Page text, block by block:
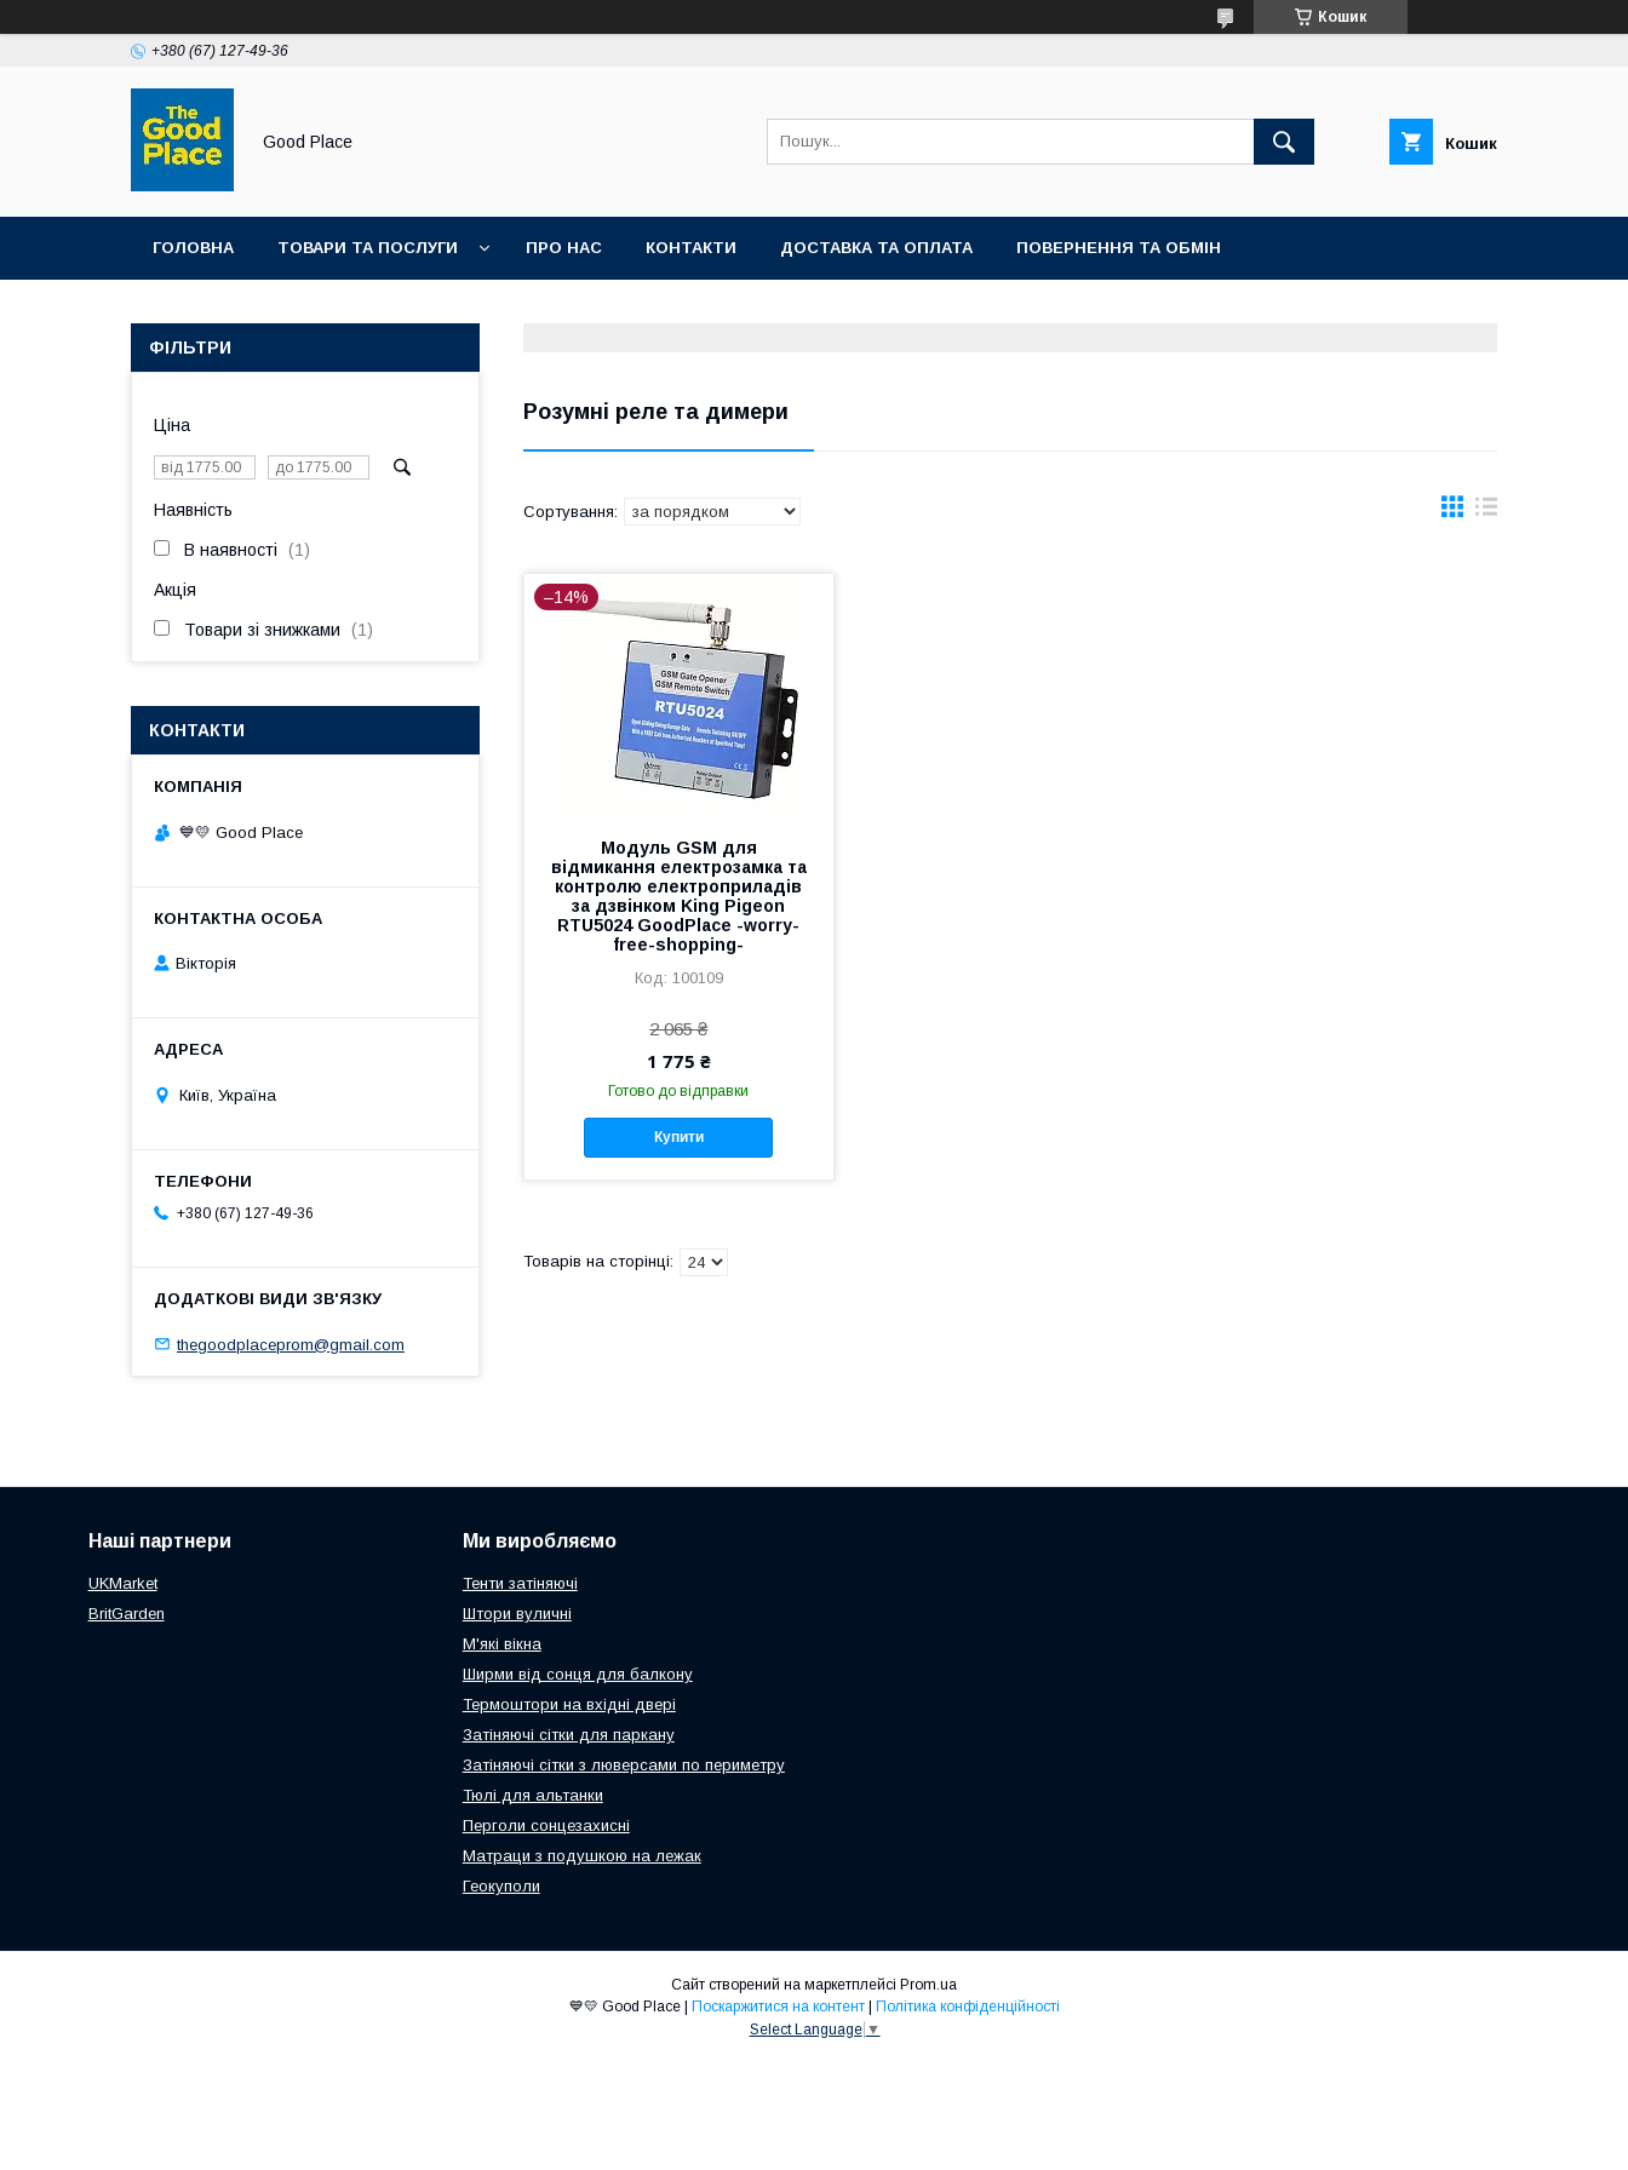
Кошик
+380 (67) 127-49-36
Good Place Кошик
ГОЛОВНА ТОВАРИ ТА ПОСЛУГИ ПРО НАС КОНТАКТИ ДОСТАВКА ТА ОПЛАТА ПОВЕРНЕННЯ ТА ОБМІН
Розумні реле та димери
–14%
Модуль GSM для
відмикання електрозамка та
контролю електроприладів
за дзвінком King Pigeon
RTU5024 GoodPlace -worry-
free-shopping-
100109
2 065 ₴
1 775 ₴
Готово до відправки
Купити
ФІЛЬТРИ
Ціна
Наявність
В наявності 1
Акція
Товари зі знижками 1
КОНТАКТИ
💙💛 Good Place
Вікторія
Київ, Україна
+380 (67) 127-49-36
thegoodplaceprom@gmail.com
Наші партнери
UKMarket
BritGarden
Ми виробляємо
Тенти затіняючі
Штори вуличні
М'які вікна
Ширми від сонця для балкону
Термоштори на вхідні двері
Затіняючі сітки для паркану
Затіняючі сітки з люверсами по периметру
Тюлі для альтанки
Перголи сонцезахисні
Матраци з подушкою на лежак
Геокуполи
Сайт створений на маркетплейсі Prom.ua
Поскаржитися на контент
Політика конфіденційності
Select Language ▼